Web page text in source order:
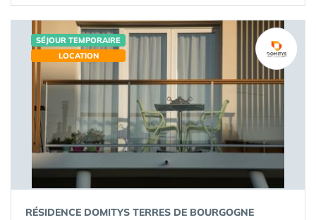
SÉJOUR TEMPORAIRE
LOCATION
RÉSIDENCE DOMITYS TERRES DE BOURGOGNE